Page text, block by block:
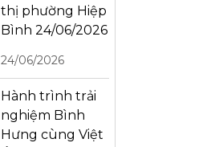
thị phường Hiệp
Bình 24/06/2026
24/06/2026
Hành trình trải
nghiệm Bình
Hưng cùng Việt